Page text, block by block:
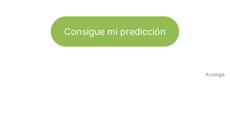
Consigue mi predicción
Anzeige